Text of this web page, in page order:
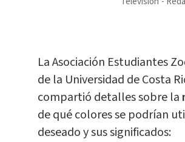
La Asociación Estudiantes
de la Universidad de Costa
compartió detalles sobre la
de qué colores se podrían
deseado y sus significados: